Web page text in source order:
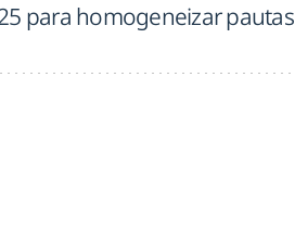
para homogeneizar pautas